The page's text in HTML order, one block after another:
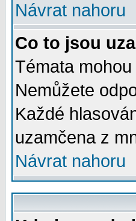
Návrat nahoru
Co to jsou
Témata
Nemůžete
Každé
uzamčena z
Návrat nahoru